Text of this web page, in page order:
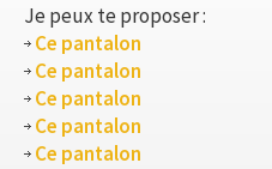
Je peux te proposer :
Ce pantalon
Ce pantalon
Ce pantalon
Ce pantalon
Ce pantalon